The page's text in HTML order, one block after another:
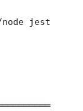
jest